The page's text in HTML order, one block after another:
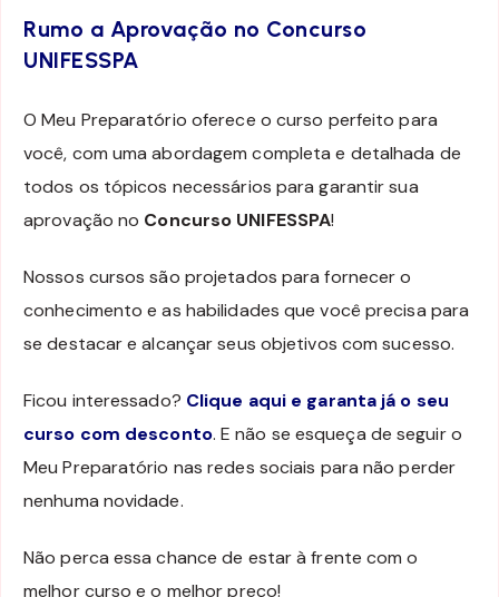
Rumo a Aprovação no Concurso
UNIFESSPA
O Meu Preparatório oferece o curso perfeito para
você, com uma abordagem completa e detalhada de
todos os tópicos necessários para garantir sua
aprovação no Concurso UNIFESSPA!
Nossos cursos são projetados para fornecer o
conhecimento e as habilidades que você precisa para
se destacar e alcançar seus objetivos com sucesso.
Ficou interessado? Clique aqui e garanta já o seu
curso com desconto. E não se esqueça de seguir o
Meu Preparatório nas redes sociais para não perder
nenhuma novidade.
Não perca essa chance de estar à frente com o
melhor curso e o melhor preço!